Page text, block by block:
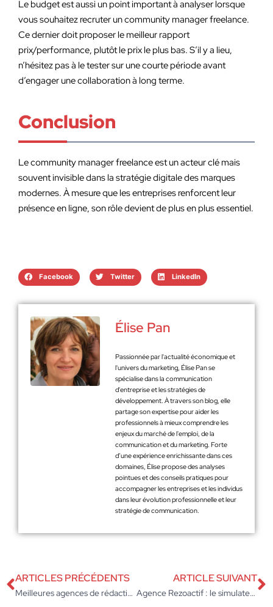
Le budget est aussi un point important à analyser lorsque
vous souhaitez recruter un community manager freelance.
Ce dernier doit proposer le meilleur rapport
prix/performance, plutôt le prix le plus bas. S’il y a lieu,
n’hésitez pas à le tester sur une courte période avant
d’engager une collaboration à long terme.
Conclusion
Le community manager freelance est un acteur clé mais
souvent invisible dans la stratégie digitale des marques
modernes. À mesure que les entreprises renforcent leur
présence en ligne, son rôle devient de plus en plus essentiel.
Facebook Twitter LinkedIn
Élise Pan
Passionnée par l'actualité économique et
l'univers du marketing, Élise Pan se
spécialise dans la communication
d'entreprise et les stratégies de
développement. À travers son blog, elle
partage son expertise pour aider les
professionnels à mieux comprendre les
enjeux du marché de l'emploi, de la
communication et du marketing. Forte
d’une expérience enrichissante dans ces
domaines, Élise propose des analyses
pointues et des conseils pratiques pour
accompagner les entreprises et les individus
dans leur évolution professionnelle et leur
stratégie de communication.
ARTICLES PRÉCÉDENTS
Meilleures agences de rédaction web en France : 8 acteurs à la loupe
ARTICLE SUIVANT
Agence Rezoactif : le simulateur de ROI est-il encore une référence ?